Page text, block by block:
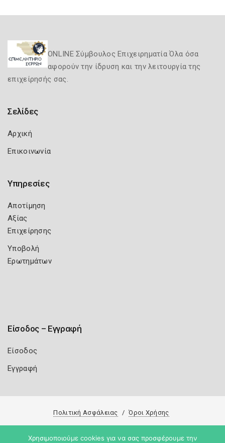
ONLINE Σύμβουλος Επιχειρηματία Όλα όσα
αφορούν την ίδρυση και την λειτουργία της
επιχείρησής σας.
Σελίδες
Αρχική
Επικοινωνία
Υπηρεσίες
Αποτίμηση
Αξίας
Επιχείρησης
Υποβολή
Ερωτημάτων
Είσοδος – Εγγραφή
Είσοδος
Εγγραφή
Πολιτική Ασφάλειας Όροι Χρήσης
Copyright 2026 Knowledge A.E.
Χρησιμοποιούμε cookies για να σας προσφέρουμε την